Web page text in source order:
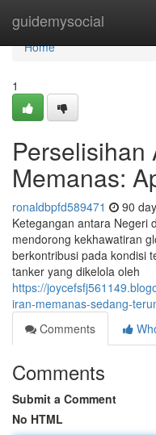
guidemysocial
Home
Home
1
Perselisihan
Memanas:
ronaldbpfd589471 90
Ketegangan antara Negeri
mendorong kekhawatiran
berkontribusi pada kondisi
tanker yang dikelola oleh
https://
iran-memanas-sedang-
Comments
Comments
Submit a Comment
No HTML